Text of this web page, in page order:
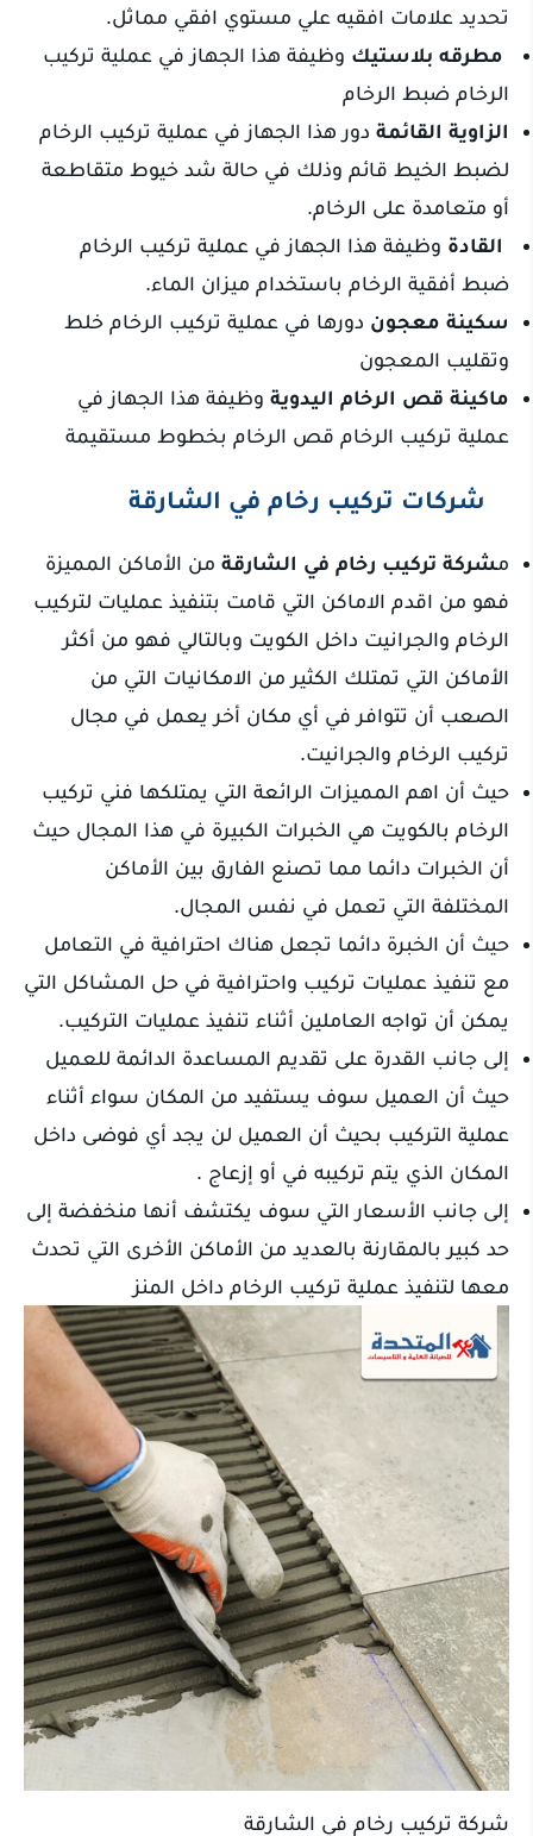
تحديد علامات افقيه علي مستوي افقي مماثل.
مطرقه بلاستيك وظيفة هذا الجهاز في عملية تركيب
الرخام ضبط الرخام
الزاوية القائمة دور هذا الجهاز في عملية تركيب الرخام
لضبط الخيط قائم وذلك في حالة شد خيوط متقاطعة
أو متعامدة على الرخام.
القادة وظيفة هذا الجهاز في عملية تركيب الرخام
ضبط أفقية الرخام باستخدام ميزان الماء.
سكينة معجون دورها في عملية تركيب الرخام خلط
وتقليب المعجون
ماكينة قص الرخام اليدوية وظيفة هذا الجهاز في
عملية تركيب الرخام قص الرخام بخطوط مستقيمة
شركات تركيب رخام في الشارقة
مشركة تركيب رخام في الشارقة من الأماكن المميزة
فهو من اقدم الاماكن التي قامت بتنفيذ عمليات لتركيب
الرخام والجرانيت داخل الكويت وبالتالي فهو من أكثر
الأماكن التي تمتلك الكثير من الامكانيات التي من
الصعب أن تتوافر في أي مكان أخر يعمل في مجال
تركيب الرخام والجرانيت.
حيث أن اهم المميزات الرائعة التي يمتلكها فني تركيب
الرخام بالكويت هي الخبرات الكبيرة في هذا المجال حيث
أن الخبرات دائما مما تصنع الفارق بين الأماكن
المختلفة التي تعمل في نفس المجال.
حيث أن الخبرة دائما تجعل هناك احترافية في التعامل
مع تنفيذ عمليات تركيب واحترافية في حل المشاكل التي
يمكن أن تواجه العاملين أثناء تنفيذ عمليات التركيب.
إلى جانب القدرة على تقديم المساعدة الدائمة للعميل
حيث أن العميل سوف يستفيد من المكان سواء أثناء
عملية التركيب بحيث أن العميل لن يجد أي فوضى داخل
المكان الذي يتم تركيبه في أو إزعاج .
إلى جانب الأسعار التي سوف يكتشف أنها منخفضة إلى
حد كبير بالمقارنة بالعديد من الأماكن الأخرى التي تحدث
معها لتنفيذ عملية تركيب الرخام داخل المنز
شركة تركيب رخام في الشارقة